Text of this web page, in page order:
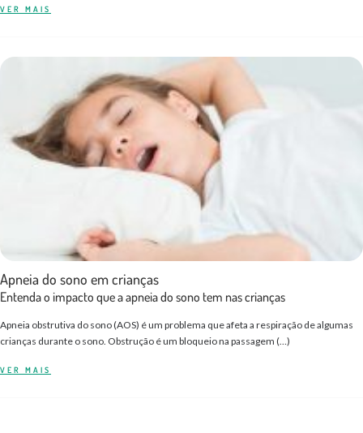
VER MAIS
Apneia do sono em crianças
Entenda o impacto que a apneia do sono tem nas crianças
Apneia obstrutiva do sono (AOS) é um problema que afeta a respiração de algumas
crianças durante o sono. Obstrução é um bloqueio na passagem (…)
VER MAIS